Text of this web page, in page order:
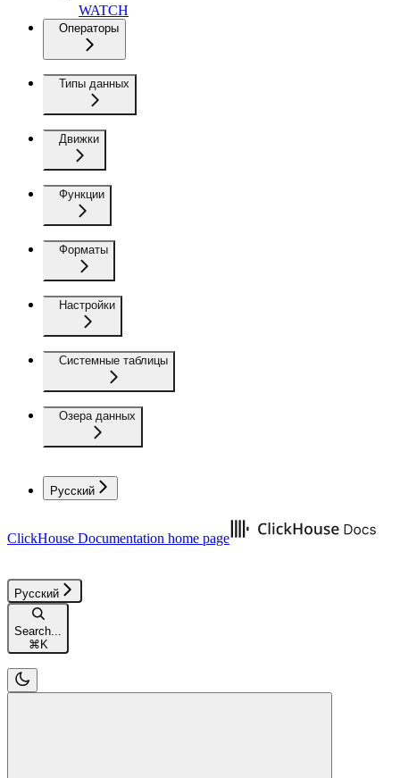
WATCH
Операторы
Типы данных
Движки
Функции
Форматы
Настройки
Системные таблицы
Озера данных
Русский
ClickHouse Documentation home page
Русский
Search...
⌘K